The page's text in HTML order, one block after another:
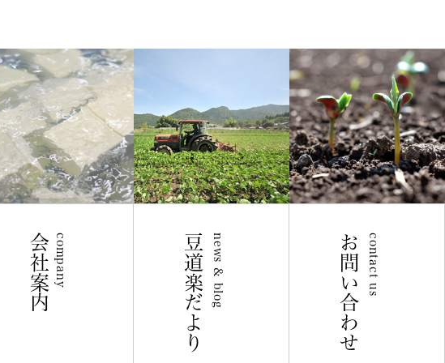
company
会社案内 news & blog
豆道楽だより contact us
お問い合わせ